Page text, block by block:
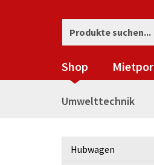
Shop
Umwelttechnik
Hubwagen